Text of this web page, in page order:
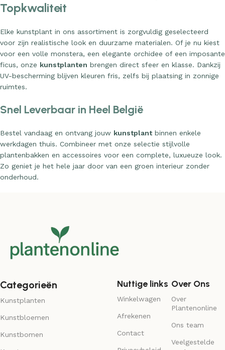
Topkwaliteit
Elke kunstplant in ons assortiment is zorgvuldig geselecteerd
voor zijn realistische look en duurzame materialen. Of je nu kiest
voor een volle monstera, een elegante orchidee of een imposante
ficus, onze kunstplanten brengen direct sfeer en klasse. Dankzij
UV-bescherming blijven kleuren fris, zelfs bij plaatsing in zonnige
ruimtes.
Snel Leverbaar in Heel België
Bestel vandaag en ontvang jouw kunstplantbinnen enkele
werkdagen thuis. Combineer met onze selectie stijlvolle
plantenbakken en accessoires voor een complete, luxueuze look.
Zo geniet je het hele jaar door van een groen interieur zonder
onderhoud.
Categorieën
Kunstplanten
Kunstbloemen
Kunstbomen
Nuttige links
Winkelwagen
Afrekenen
Contact
Over Ons
Over
Plantenonline
Ons team
Veelgestelde